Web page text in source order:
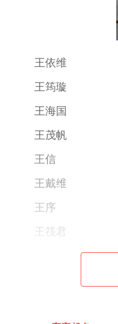
王依维
王筠璇
王海国
王茂帆
王信
王戴维
王序
王筏君